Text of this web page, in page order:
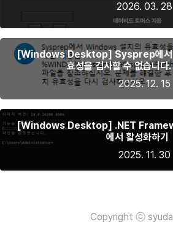
2026. 03. 28
[Windows Desktop] Sysprep에서
효성을 검사할 수 없습니다
2025. 12. 15
[Windows Desktop] .NET
에서 활성화하기
2025. 11. 30
Copyright ⓒ